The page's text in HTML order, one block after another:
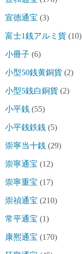
宣徳通宝 (3)
富士1銭アルミ貨 (10)
小冊子 (6)
小型50銭黄銅貨 (2)
小型5銭白銅貨 (2)
小平銭 (55)
小平銭鉄銭 (5)
崇寧当十銭 (29)
崇寧通宝 (12)
崇寧重宝 (17)
崇禎通宝 (210)
常平通宝 (1)
康熈通宝 (170)